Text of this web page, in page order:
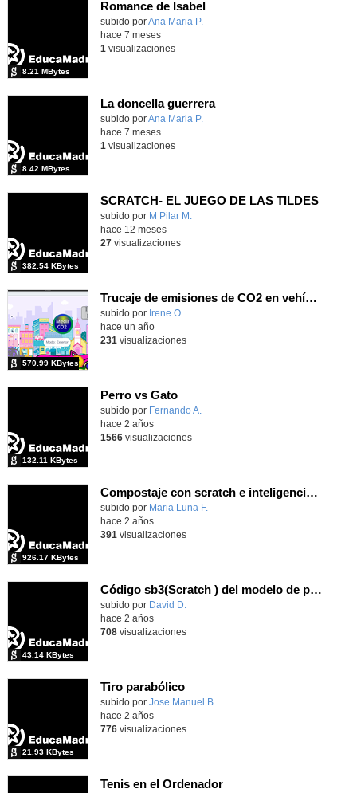
Romance de Isabel
Contenido educativo.
subido porAna Maria P.
8.21 MBytes
hace 7 meses
1 visualizaciones
La doncella guerrera
Contenido educativo.
subido porAna Maria P.
8.42 MBytes
hace 7 meses
1 visualizaciones
SCRATCH- EL JUEGO DE LAS TILDES
Contenido educativo.
subido por M Pilar M.
382.54 KBytes
hace 12 meses
27visualizaciones
Trucaje de emisiones de CO2 en vehículos
subido por Irene O.
570.99 KBytes
hace un año
231 visualizaciones
Perro vs Gato
Contenido educativo.
subido por Fernando A.
132.11 KBytes
hace 2 años
1566visualizaciones
Compostaje con scratch e inteligencia atificial
Contenido educativo.
subido por Maria Luna F.
926.17 KBytes
hace 2 años
391 visualizaciones
Código sb3(Scratch ) del modelo de previsión meteorológica.
Contenido educativo.
subido por David D.
43.14 KBytes
hace 2 años
708visualizaciones
Tiro parabólico
Contenido educativo.
subido por Jose Manuel B.
21.93 KBytes
hace 2 años
776visualizaciones
Tenis en el Ordenador